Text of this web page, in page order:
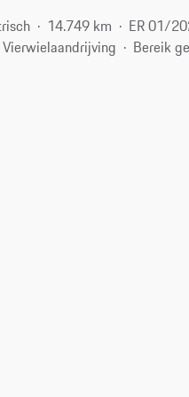
14.749 km ER 01/
Vierwielaandrijving
Bereik